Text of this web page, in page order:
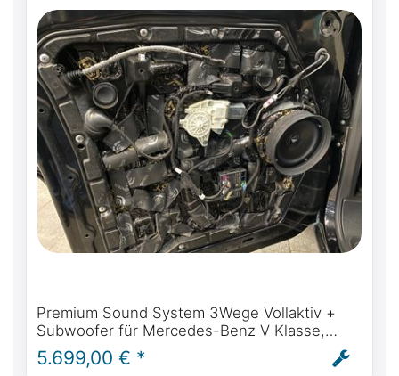
Premium Sound System 3Wege Vollaktiv +
Subwoofer für Mercedes-Benz V Klasse,
Marco Polo, Horizon, Activity (W447) ab BJ
2014 - inkl. Einbau
5.699,00 € *